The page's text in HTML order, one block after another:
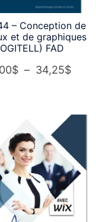
– Conception de
et de graphiques
FAD
$ – 34,25$